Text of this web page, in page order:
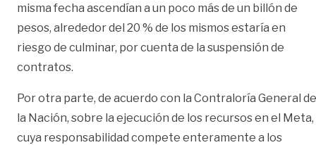
misma fecha ascendían a un poco más de un billón de
pesos, alrededor del 20 % de los mismos estaría en
riesgo de culminar, por cuenta de la suspensión de
contratos.
Por otra parte, de acuerdo con la Contraloría General de
la Nación, sobre la ejecución de los recursos en el Meta,
cuya responsabilidad compete enteramente a los